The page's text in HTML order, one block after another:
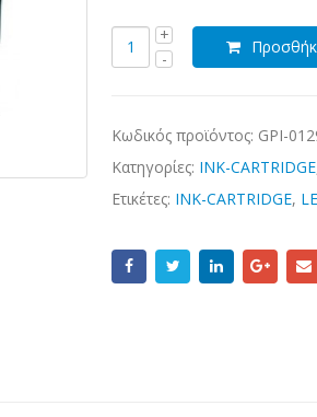
Κωδικός προϊόντος: GPI-
Κατηγορίες: INK-CARTRIDGE
Ετικέτες: INK-CARTRIDGE,